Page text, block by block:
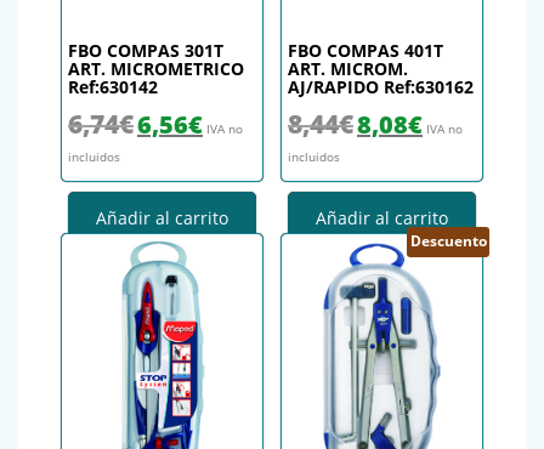
FBO COMPAS 301T
ART. MICROMETRICO
Ref:630142
6,74€ El precio original era: 6,74€.
6,56€El precio actual es: 6,56€.
IVA no
incluidos
Añadir al carrito
FBO COMPAS 401T
ART. MICROM.
AJ/RAPIDO Ref:630162
8,44€ El precio original era: 8,44€.
8,08€El precio actual
IVA no
incluidos
Añadir al carrito
Descuento